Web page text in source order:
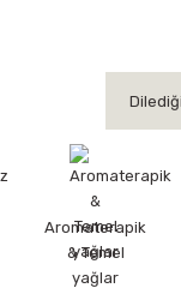
Aromaterapik
& Temel
yağlar